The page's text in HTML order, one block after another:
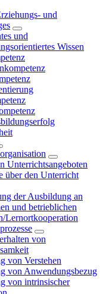
und
und
Wissen
Unterrichtsangeboten
über den Unterricht
der Ausbildung an
und betrieblichen
Lernortkooperation
von
von Verstehen
von Anwendungsbezug
von intrinsischer